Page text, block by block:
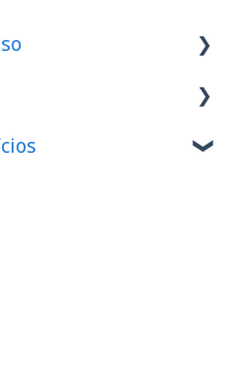
no aplicativo
força em seu
Palmar
risco